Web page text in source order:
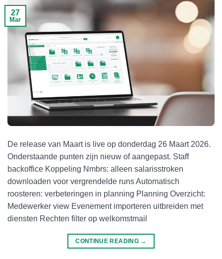
27
Mar
De release van Maart is live op donderdag 26 Maart 2026.
Onderstaande punten zijn nieuw of aangepast. Staff
backoffice Koppeling Nmbrs: alleen salarisstroken
downloaden voor vergrendelde runs Automatisch
roosteren: verbeteringen in planning Planning Overzicht:
Medewerker view Evenement importeren uitbreiden met
diensten Rechten filter op welkomstmail
CONTINUE READING →